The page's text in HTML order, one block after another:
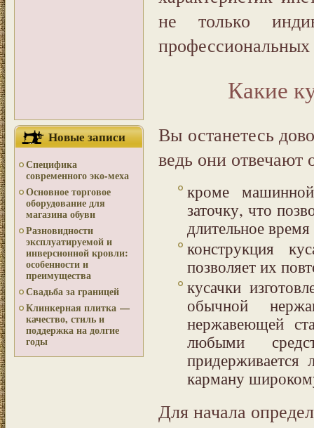
Новые записи
Специфика
современного эко-меха
Основное торговое
оборудование для
магазина обуви
Разновидности
эксплуатируемой и
инверсионной кровли:
особенности и
преимущества
Свадьба за границей
Клинкерная плитка —
качество, стиль и
поддержка на долгие
годы
не только
Какие
Вы останетесь
ведь они
кроме
заточку, что
длительное
конструкция
позволяет их
кусачки
обычной
нержавеющей
любыми
придерживается
карману
Для начала